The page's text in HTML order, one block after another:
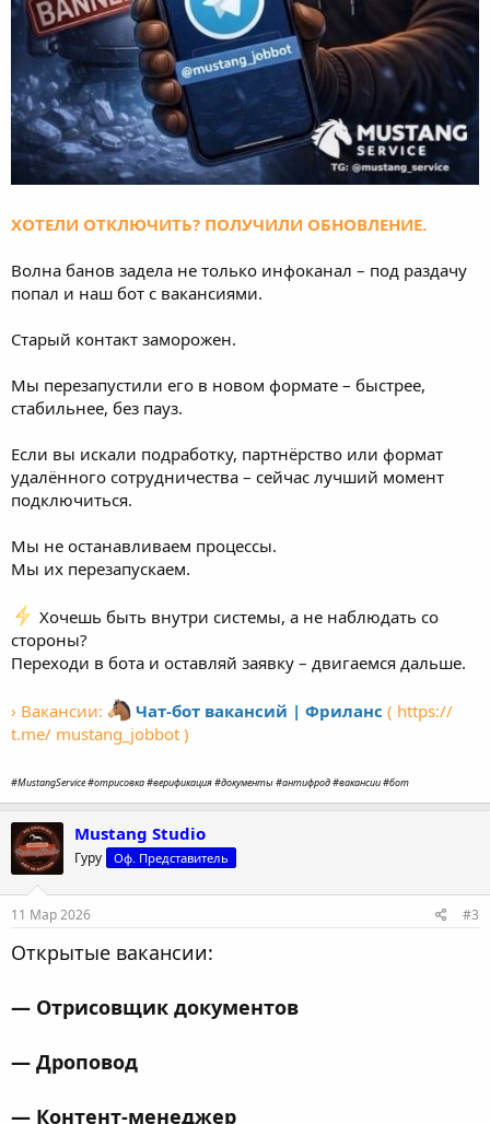
ХОТЕЛИ ОТКЛЮЧИТЬ? ПОЛУЧИЛИ ОБНОВЛЕНИЕ.
Волна банов задела не только инфоканал – под раздачу
попал и наш бот с вакансиями.
Старый контакт заморожен.
Мы перезапустили его в новом формате – быстрее,
стабильнее, без пауз.
Если вы искали подработку, партнёрство или формат
удалённого сотрудничества – сейчас лучший момент
подключиться.
Мы не останавливаем процессы.
Мы их перезапускаем.
Хочешь быть внутри системы, а не наблюдать со
стороны?
Переходи в бота и оставляй заявку – двигаемся дальше.
› Вакансии: Чат-бот вакансий | Фриланс ( https://
t.me/ mustang_jobbot )
#MustangService #отрисовка #верификация #документы #антифрод #вакансии #бот
Mustang Studio
Гуру Оф. Представитель
11 Мар 2026 #3
Открытые вакансии:
— Отрисовщик документов
— Дроповод
— Контент-менеджер